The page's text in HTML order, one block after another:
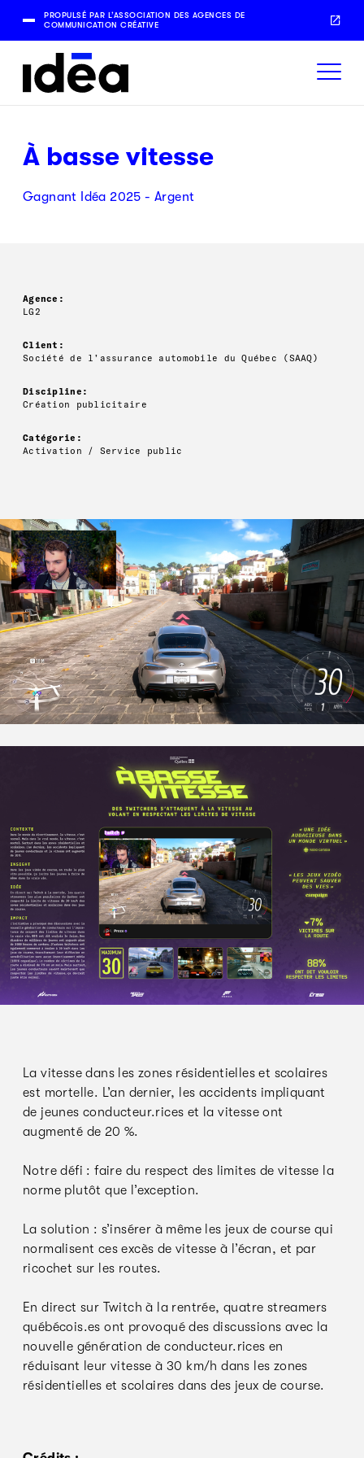
PROPULSÉ PAR L’ASSOCIATION DES AGENCES DE
COMMUNICATION CRÉATIVE
À basse vitesse
Gagnant Idéa 2025 - Argent
Agence:
LG2
Client:
Société de l’assurance automobile du Québec (SAAQ)
Discipline:
Création publicitaire
Catégorie:
Activation / Service public
La vitesse dans les zones résidentielles et scolaires
est mortelle. L’an dernier, les accidents impliquant
de jeunes conducteur.rices et la vitesse ont
augmenté de 20 %.
Notre défi : faire du respect des limites de vitesse la
norme plutôt que l’exception.
La solution : s’insérer à même les jeux de course qui
normalisent ces excès de vitesse à l’écran, et par
ricochet sur les routes.
En direct sur Twitch à la rentrée, quatre streamers
québécois.es ont provoqué des discussions avec la
nouvelle génération de conducteur.rices en
réduisant leur vitesse à 30 km/h dans les zones
résidentielles et scolaires dans des jeux de course.